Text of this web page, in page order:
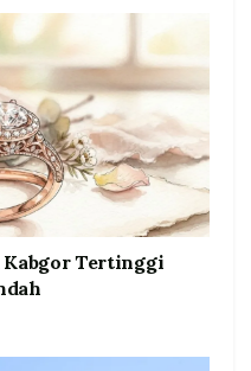
Kabgor Tertinggi